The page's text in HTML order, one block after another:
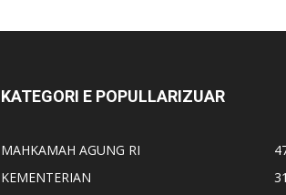
KATEGORI E POPULLARIZUAR
MAHKAMAH AGUNG RI
KEMENTERIAN